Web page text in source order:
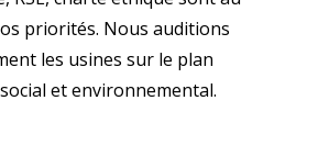
priorités. Nous auditions
les usines sur le plan
et environnemental.